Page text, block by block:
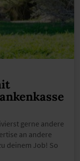
gerne andere
an andere
deinem Job! So